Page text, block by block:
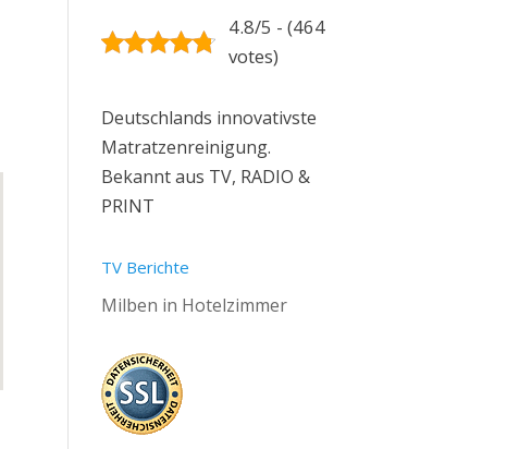
4.8/5 - (464
votes)
Deutschlands innovativste
Matratzenreinigung.
Bekannt aus TV, RADIO &
PRINT
TV Berichte
Milben in Hotelzimmer